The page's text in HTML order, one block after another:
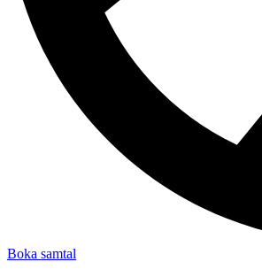
Boka samtal